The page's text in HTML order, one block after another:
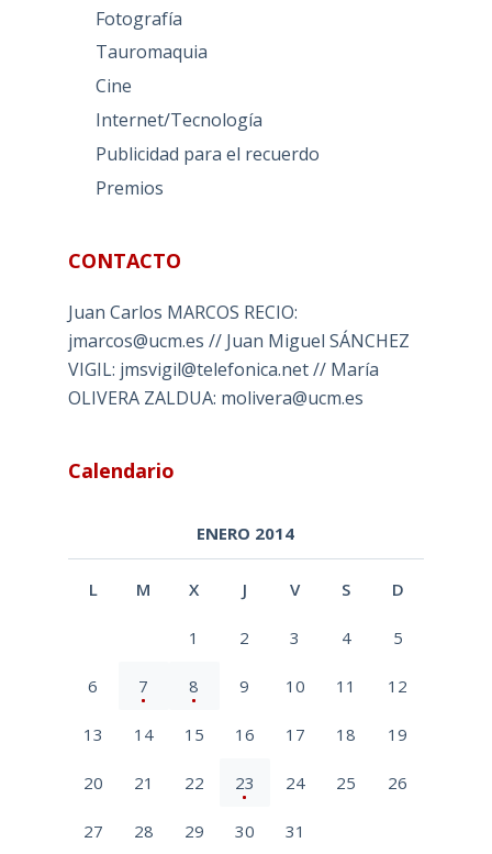
Fotografía
Tauromaquia
Cine
Internet/Tecnología
Publicidad para el recuerdo
Premios
CONTACTO
Juan Carlos MARCOS RECIO:
jmarcos@ucm.es // Juan Miguel SÁNCHEZ
VIGIL: jmsvigil@telefonica.net // María
OLIVERA ZALDUA: molivera@ucm.es
Calendario
ENERO 2014
L M X J V S D
1 2 3 4 5
6 7 8 9 10 11 12
13 14 15 16 17 18 19
20 21 22 23 24 25 26
27 28 29 30 31